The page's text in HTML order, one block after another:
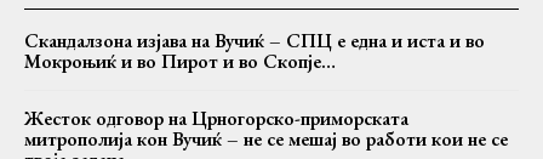
Скандалзона изјава на Вучиќ – СПЦ е една и иста и во
Мокроњиќ и во Пирот и во Скопје…
Жесток одговор на Црногорско-приморската
митрополија кон Вучиќ – не се мешај во работи кои не се